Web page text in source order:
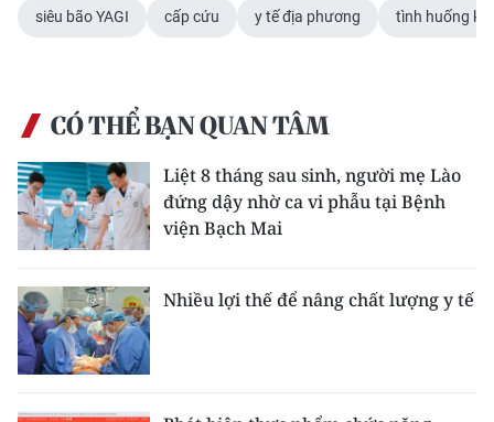
siêu bão YAGI cấp cứu y tế địa phương tình huống
CÓ THỂ BẠN QUAN TÂM
Liệt 8 tháng sau sinh, người mẹ Lào
đứng dậy nhờ ca vi phẫu tại Bệnh
viện Bạch Mai
Nhiều lợi thế để nâng chất lượng y tế